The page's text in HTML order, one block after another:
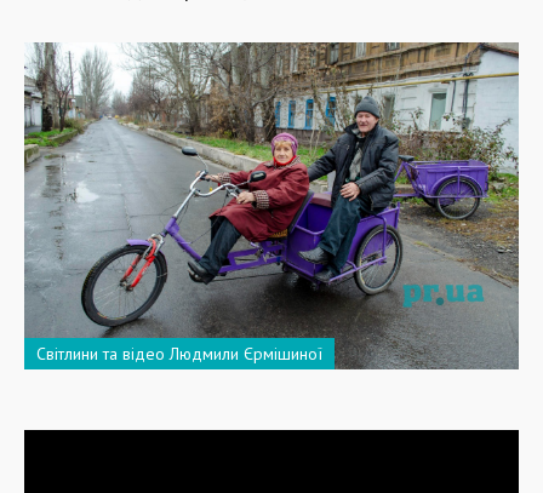
Світлини та відео Людмили Єрмішиної